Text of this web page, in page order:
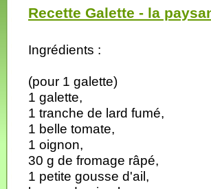
Recette Galette - la
Ingrédients :
(pour 1 galette)
1 galette,
1 tranche de lard fumé,
1 belle tomate,
1 oignon,
30 g de fromage râpé,
1 petite gousse d'ail,